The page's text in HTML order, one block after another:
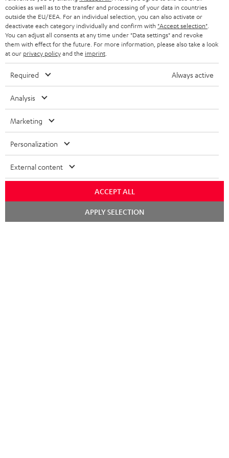
n
t
i
e
möglich. Der Gutschein gilt nur für Privatkunden. Kann nicht in
Kombination mit anderen Aktionsgutscheinen eingelöst werden. Der
Weiterverkauf von Aktionsgutscheinen ist untersagt. Der Gutschein verliert
im Falle eines Verkaufs seine Gültigkeit. Die genauen Bedingungen
entnehmen Sie bitte denAGB
Mehr als 45 Jahre Erfahrung
cookies as well as to the transfer and processing of your data in countries
outside the EU/EEA. For an individual selection, you can also activate or
deactivate each category individually and confirm with "Accept selection"
You can adjust all consents at any time under "Data settings" and revoke
them with effect for the future. For more information, please also take a look
at our privacy policyand the imprint
Required Always active
Analysis
Marketing
Personalization
External content
ACCEPT ALL
APPLY SELECTION